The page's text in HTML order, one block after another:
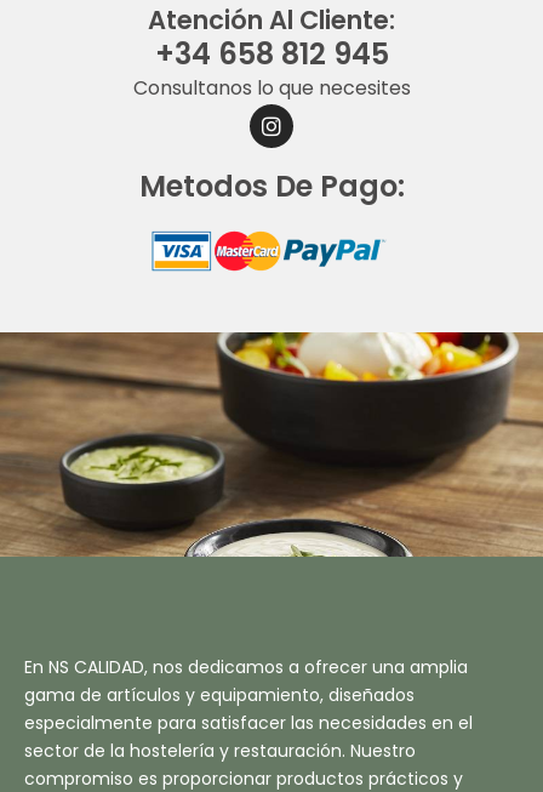
Atención Al Cliente:
+34 658 812 945
Consultanos lo que necesites
I
N
S
G
R
Metodos De Pago:
En NS CALIDAD, nos dedicamos a ofrecer una amplia
gama de artículos y equipamiento, diseñados
especialmente para satisfacer las necesidades en el
sector de la hostelería y restauración. Nuestro
compromiso es proporcionar productos prácticos y